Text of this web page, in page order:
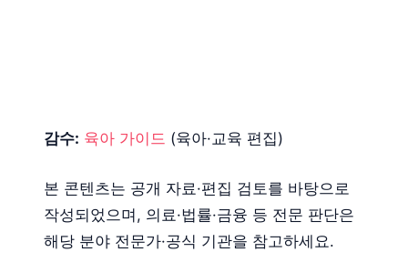
감수: 육아 가이드 (육아·교육 편집)
본 콘텐츠는 공개 자료·편집 검토를 바탕으로
작성되었으며, 의료·법률·금융 등 전문 판단은
해당 분야 전문가·공식 기관을 참고하세요.